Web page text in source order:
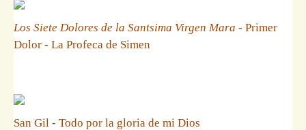
Los Siete Dolores de la Santsima Virgen Mara - Primer
Dolor - La Profeca de Simen
San Gil - Todo por la gloria de mi Dios